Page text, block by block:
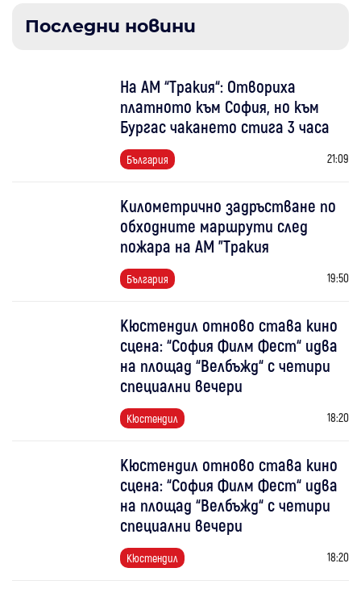
Последни новини
На АМ “Тракия“: Отвориха
платното към София, но към
Бургас чакането стига 3 часа
България 21:09
Километрично задръстване по
обходните маршрути след
пожара на АМ "Тракия
България 19:50
Кюстендил отново става кино
сцена: “София Филм Фест“ идва
на площад “Велбъжд“ с четири
специални вечери
Кюстендил 18:20
Кюстендил отново става кино
сцена: “София Филм Фест“ идва
на площад “Велбъжд“ с четири
специални вечери
Кюстендил 18:20